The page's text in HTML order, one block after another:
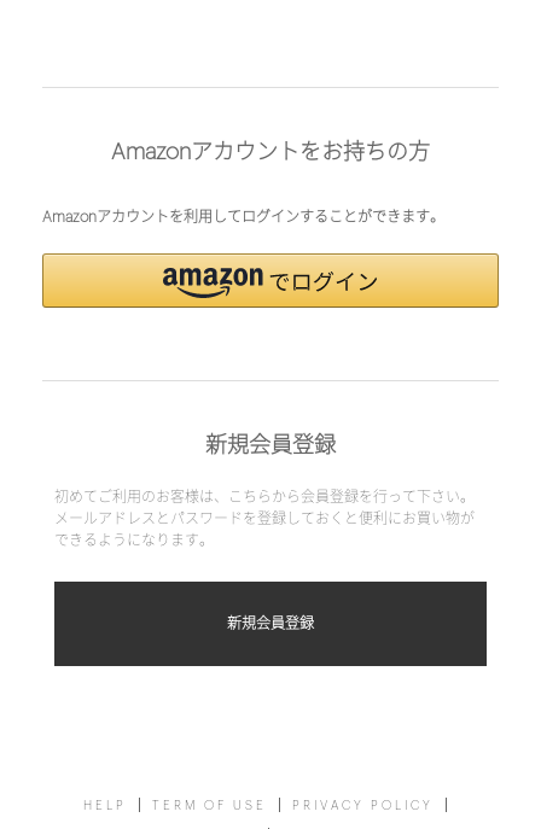
Amazonアカウントをお持ちの方
Amazonアカウントを利用してログインすることができます。
新規会員登録
初めてご利用のお客様は、こちらから会員登録を行って下さい。
メールアドレスとパスワードを登録しておくと便利にお買い物が
できるようになります。
HELP TERM OF USE PRIVACY POLICY